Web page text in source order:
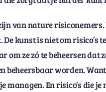
van nature risiconemers.
kunst is niet om risico’s te
om ze zó te beheersen dat
beheersbaar worden. Want
managen. En risico’s die je